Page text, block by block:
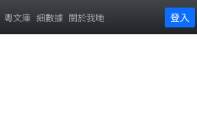
粵文庫 細數據 關於我哋 登入